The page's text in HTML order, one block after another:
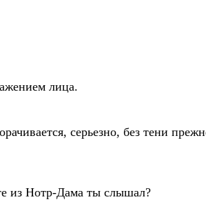
лица.
серьезно, без тени
из Нотр-Дама ты слышал?